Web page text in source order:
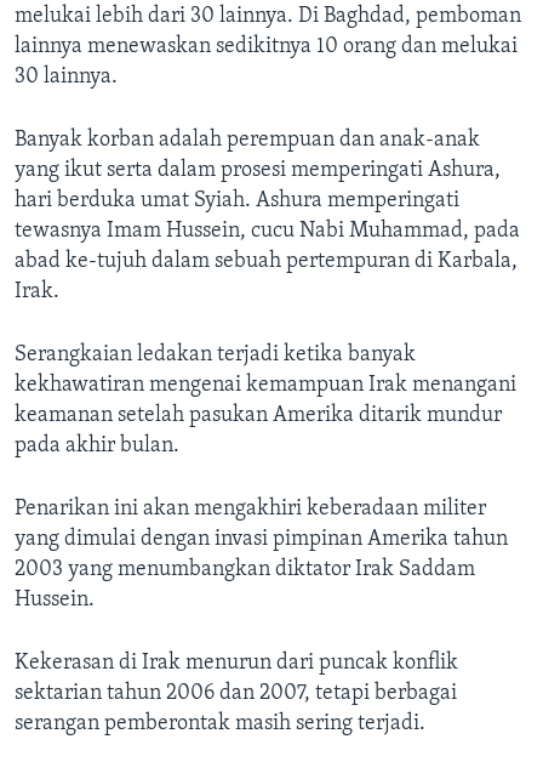
melukai lebih dari 30 lainnya. Di Baghdad, pemboman
lainnya menewaskan sedikitnya 10 orang dan melukai
30 lainnya.
Banyak korban adalah perempuan dan anak-anak
yang ikut serta dalam prosesi memperingati Ashura,
hari berduka umat Syiah. Ashura memperingati
tewasnya Imam Hussein, cucu Nabi Muhammad, pada
abad ke-tujuh dalam sebuah pertempuran di Karbala,
Irak.
Serangkaian ledakan terjadi ketika banyak
kekhawatiran mengenai kemampuan Irak menangani
keamanan setelah pasukan Amerika ditarik mundur
pada akhir bulan.
Penarikan ini akan mengakhiri keberadaan militer
yang dimulai dengan invasi pimpinan Amerika tahun
2003 yang menumbangkan diktator Irak Saddam
Hussein.
Kekerasan di Irak menurun dari puncak konflik
sektarian tahun 2006 dan 2007, tetapi berbagai
serangan pemberontak masih sering terjadi.